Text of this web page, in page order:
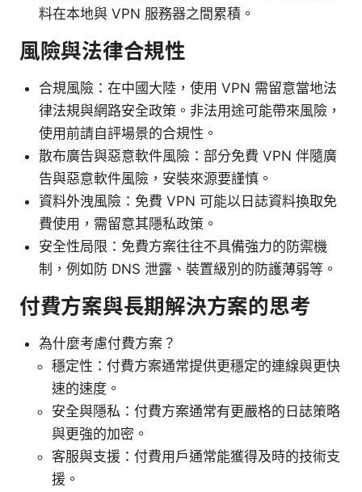
料在本地與 VPN 服務器之間累積。
風險與法律合規性
合規風險：在中國大陸，使用 VPN 需留意當地法
律法規與網路安全政策。非法用途可能帶來風險，
使用前請自評場景的合規性。
散布廣告與惡意軟件風險：部分免費 VPN 伴隨廣
告與惡意軟件風險，安裝來源要謹慎。
資料外洩風險：免費 VPN 可能以日誌資料換取免
費使用，需留意其隱私政策。
安全性局限：免費方案往往不具備強力的防禦機
制，例如防 DNS 泄露、裝置級別的防護薄弱等。
付費方案與長期解決方案的思考
為什麼考慮付費方案？
穩定性：付費方案通常提供更穩定的連線與更快
速的速度。
安全與隱私：付費方案通常有更嚴格的日誌策略
與更強的加密。
客服與支援：付費用戶通常能獲得及時的技術支
援。